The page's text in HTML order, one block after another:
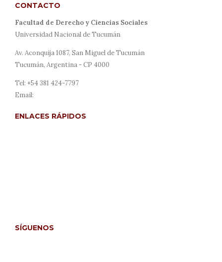
CONTACTO
Facultad de Derecho y Ciencias Sociales
Universidad Nacional de Tucumán
Av. Aconquija 1087, San Miguel de Tucumán
Tucumán, Argentina - CP 4000
Tel: +54 381 424-7797
Email:
ENLACES RÁPIDOS
SÍGUENOS